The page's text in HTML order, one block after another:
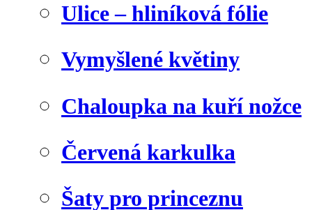
Ulice – hliníková fólie
Vymyšlené květiny
Chaloupka na kuří nožce
Červená karkulka
Šaty pro princeznu